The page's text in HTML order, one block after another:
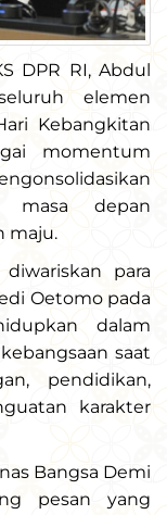
DPR RI, Abdul
elemen
Kebangkitan
momentum
masa depan
maju.
para
Oetomo pada
dalam
saat
pendidikan,
karakter
Bangsa Demi
pesan yang